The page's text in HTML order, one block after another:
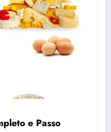
e Passo